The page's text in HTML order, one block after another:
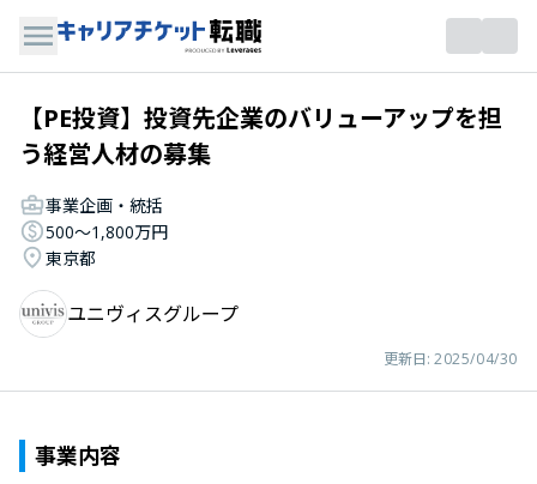
【PE投資】投資先企業のバリューアップを担
う経営人材の募集
事業企画・統括
500〜1,800万円
東京都
ユニヴィスグループ
更新日: 2025/04/30
事業内容